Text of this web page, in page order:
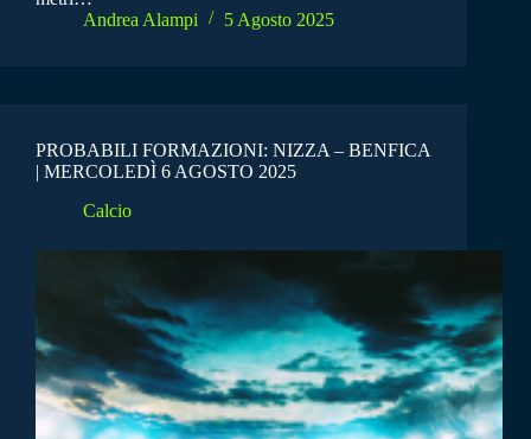
Andrea Alampi
5 Agosto 2025
PROBABILI FORMAZIONI: NIZZA – BENFICA
| MERCOLEDÌ 6 AGOSTO 2025
Calcio